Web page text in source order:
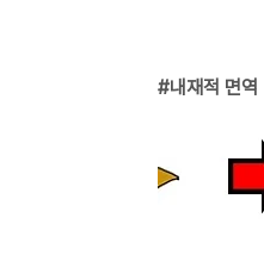
내재적 면역